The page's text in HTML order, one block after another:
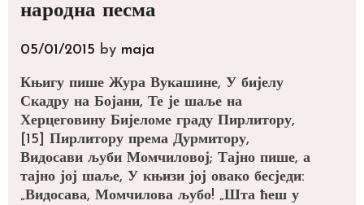
народна песма
05/01/2015 by maja
Књигу пише Жура Вукашине, У бијелу
Скадру на Бојани, Те је шаље на
Херцеговину Бијеломе граду Пирлитору,
[15] Пирлитору према Дурмитору,
Видосави љуби Момчиловој; Тајно пише, а
тајно јој шаље, У књизи јој овако бесједи:
„Видосава, Момчилова љубо! „Шта ћеш у